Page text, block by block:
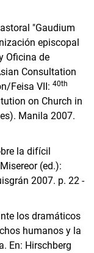
"Gaudium
episcopal
Oficina de
Consultation
Feisa VII: 40th
on Church in
Manila 2007.
la difícil
(ed.):
2007. p. 22 -
los dramáticos
humanos y la
En: Hirschberg